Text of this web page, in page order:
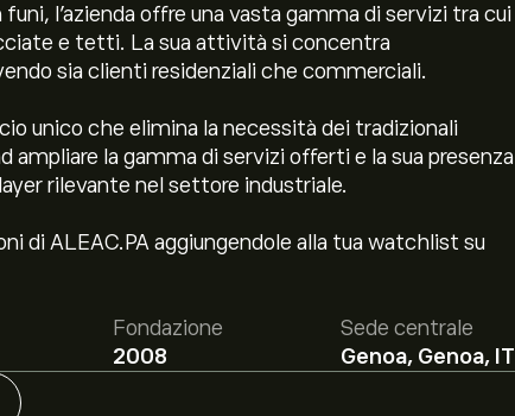
l'azienda offre una vasta gamma di servizi tra cui
e tetti. La sua attività si concentra
sia clienti residenziali che commerciali.
unico che elimina la necessità dei tradizionali
ampliare la gamma di servizi offerti e la sua presenza
rilevante nel settore industriale.
di ALEAC.PA aggiungendole alla tua watchlist su
Fondazione
2008
Sede centrale
Genoa, Genoa, IT